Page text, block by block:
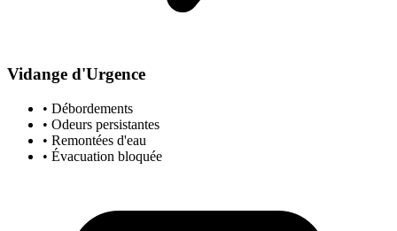
Vidange d'Urgence
• Débordements
• Odeurs persistantes
• Remontées d'eau
• Évacuation bloquée